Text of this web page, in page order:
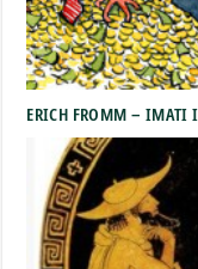
ERICH FROMM – IMATI